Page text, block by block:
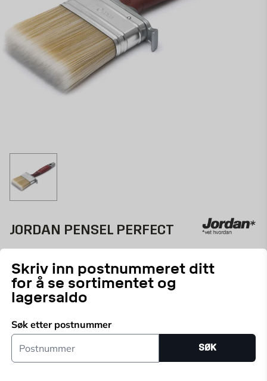
Skriv inn postnummeret ditt
for å se sortimentet og
lagersaldo
Søk etter postnummer
Postnummer
SØK
JORDAN PENSEL PERFECT
ART.NR:30556
Flat pensel til alle typer maling, interiørbeis, lakk og olje
Velg butikk